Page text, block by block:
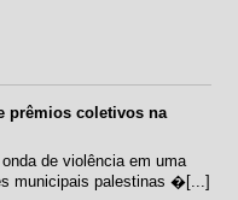
prêmios coletivos na
de violência em uma
municipais palestinas �[...]